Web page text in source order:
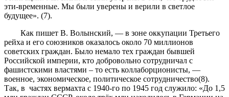
эти-временные. Мы были уверены и верили в светлое
будущее». (7).
Как пишет В. Волынский, — в зоне оккупации Третьего
рейха и его союзников оказалось около 70 миллионов
советских граждан. Было немало тех граждан бывшей
Российской империи, кто добровольно сотрудничал с
фашистскими властями – то есть коллаборционисты, —
военное, экономическое, политическое сотрудничество(8).
Так, в частях вермахта с 1940-го по 1945 год служило: «До 1,5